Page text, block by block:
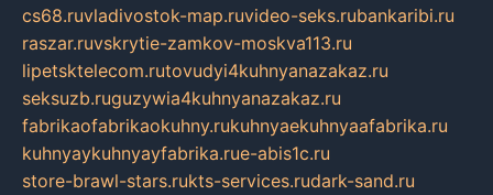
cs68.ruvladivostok-map.ruvideo-seks.rubankaribi.ru
raszar.ruvskrytie-zamkov-moskva113.ru
lipetsktelecom.rutovudyi4kuhnyanazakaz.ru
seksuzb.ruguzywia4kuhnyanazakaz.ru
fabrikaofabrikaokuhny.rukuhnyaekuhnyaafabrika.ru
kuhnyaykuhnyayfabrika.rue-abis1c.ru
store-brawl-stars.rukts-services.rudark-sand.ru